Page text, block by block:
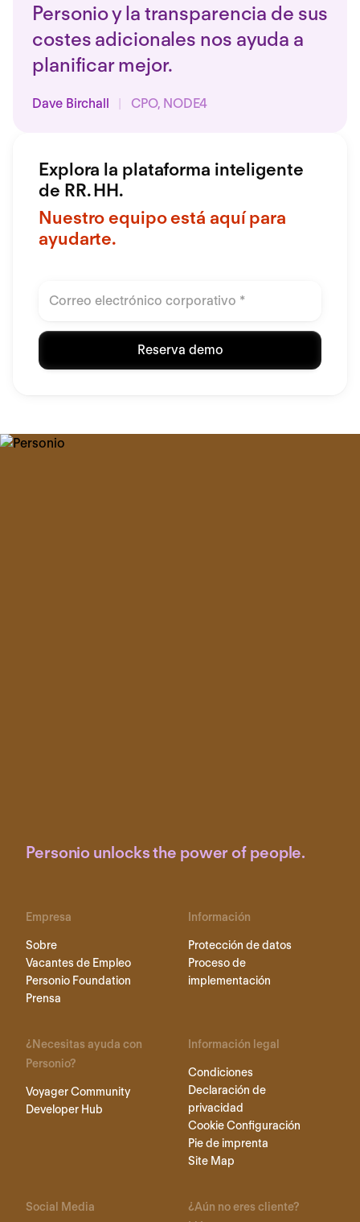
Personio y la transparencia de sus
costes adicionales nos ayuda a
planificar mejor.
Dave Birchall | CPO, NODE4
Explora la plataforma inteligente
de RR. HH.
Nuestro equipo está aquí para
ayudarte.
Reserva demo
Personio unlocks the power of people.
Empresa
Sobre
Vacantes de Empleo
Personio Foundation
Prensa
Información
Protección de datos
Proceso de
implementación
¿Necesitas ayuda con
Personio?
Voyager Community
Developer Hub
Información legal
Condiciones
Declaración de
privacidad
Cookie Configuración
Pie de imprenta
Site Map
Social Media
¿Aún no eres cliente?